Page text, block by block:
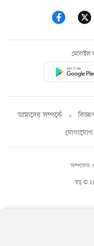
মোবাইল
আমাদের সম্পর্কে
যোগাযোগ
স্বত্ব
সম্পাদক